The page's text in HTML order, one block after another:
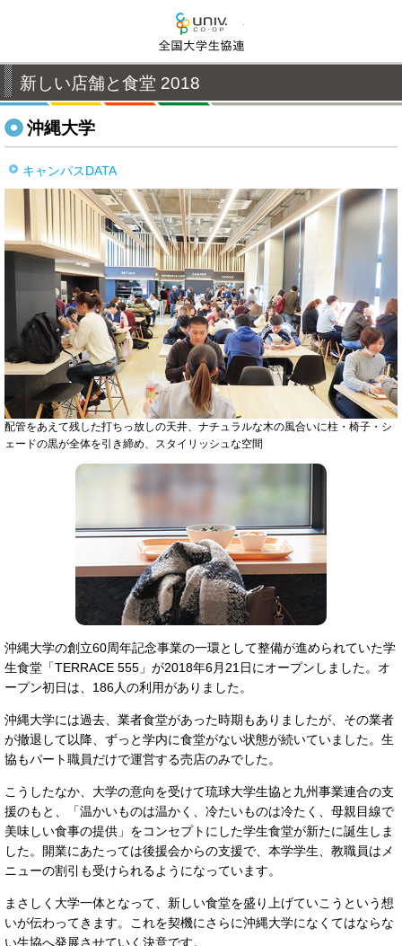
新しい店舗と食堂 2018
沖縄大学
キャンパスDATA
配管をあえて残した打ちっ放しの天井、ナチュラルな木の風合いに柱・椅子・シ
ェードの黒が全体を引き締め、スタイリッシュな空間
沖縄大学の創立60周年記念事業の一環として整備が進められていた学
生食堂「TERRACE 555」が2018年6月21日にオープンしました。オ
ープン初日は、186人の利用がありました。
沖縄大学には過去、業者食堂があった時期もありましたが、その業者
が撤退して以降、ずっと学内に食堂がない状態が続いていました。生
協もパート職員だけで運営する売店のみでした。
こうしたなか、大学の意向を受けて琉球大学生協と九州事業連合の支
援のもと、「温かいものは温かく、冷たいものは冷たく、母親目線で
美味しい食事の提供」をコンセプトにした学生食堂が新たに誕生しま
した。開業にあたっては後援会からの支援で、本学学生、教職員はメ
ニューの割引も受けられるようになっています。
まさしく大学一体となって、新しい食堂を盛り上げていこうという想
いが伝わってきます。これを契機にさらに沖縄大学になくてはならな
い生協へ発展させていく決意です。